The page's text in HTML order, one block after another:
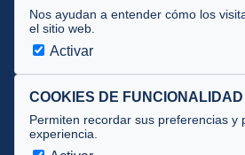
Cursos
Circulares oficiales
Convocatorias y Equipaciones
Nos ayudan a entender cómo los
el sitio web.
Activar
COOKIES DE FUNCIONALIDAD
Permiten recordar sus preferencias y
experiencia.